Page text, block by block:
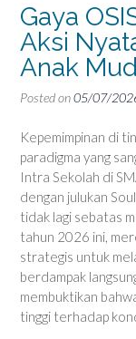
Gaya
Aksi
Anak
Posted on05/07/
Kepemimpinan di
paradigma yang
Intra Sekolah di
dengan julukan
tidak lagi sebatas
tahun 2026 ini,
strategis untuk
berdampak
membuktikan
tinggi terhadap